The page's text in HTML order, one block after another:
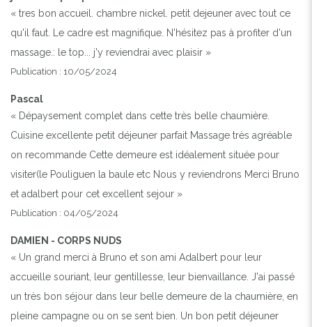
« tres bon accueil. chambre nickel. petit dejeuner avec tout ce
qu'il faut. Le cadre est magnifique. N'hésitez pas à profiter d'un
massage.: le top... j'y reviendrai avec plaisir »
Publication : 10/05/2024
Pascal
« Dépaysement complet dans cette très belle chaumière.
Cuisine excellente petit déjeuner parfait Massage très agréable
on recommande Cette demeure est idéalement située pour
visiter(le Pouliguen la baule etc Nous y reviendrons Merci Bruno
et adalbert pour cet excellent sejour »
Publication : 04/05/2024
DAMIEN - CORPS NUDS
« Un grand merci à Bruno et son ami Adalbert pour leur
accueille souriant, leur gentillesse, leur bienvaillance. J'ai passé
un très bon séjour dans leur belle demeure de la chaumière, en
pleine campagne ou on se sent bien. Un bon petit déjeuner